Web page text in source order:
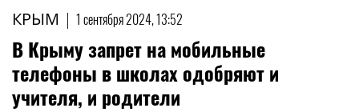
КРЫМ | 1 сентября 2024, 13:52
В Крыму запрет на мобильные
телефоны в школах одобряют и
учителя, и родители